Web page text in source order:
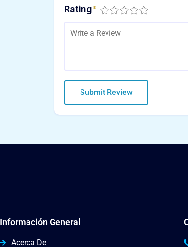
Rating*
Información General
Acerca De